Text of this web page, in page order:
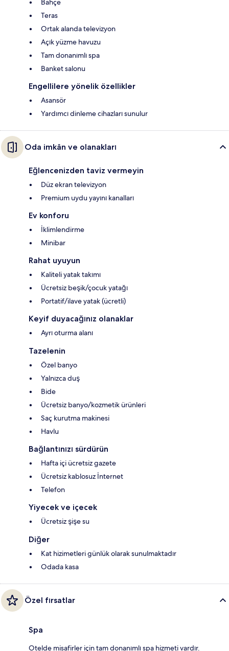
Bahçe
Teras
Ortak alanda televizyon
Açık yüzme havuzu
Tam donanımlı spa
Banket salonu
Engellilere yönelik özellikler
Asansör
Yardımcı dinleme cihazları sunulur
Oda imkân ve olanakları
Eğlencenizden taviz vermeyin
Düz ekran televizyon
Premium uydu yayını kanalları
Ev konforu
İklimlendirme
Minibar
Rahat uyuyun
Kaliteli yatak takımı
Ücretsiz beşik/çocuk yatağı
Portatif/ilave yatak (ücretli)
Keyif duyacağınız olanaklar
Ayrı oturma alanı
Tazelenin
Özel banyo
Yalnızca duş
Bide
Ücretsiz banyo/kozmetik ürünleri
Saç kurutma makinesi
Havlu
Bağlantınızı sürdürün
Hafta içi ücretsiz gazete
Ücretsiz kablosuz İnternet
Telefon
Yiyecek ve içecek
Ücretsiz şişe su
Diğer
Kat hizimetleri günlük olarak sunulmaktadır
Odada kasa
Özel fırsatlar
Spa
Otelde misafirler için tam donanımlı spa hizmeti vardır.